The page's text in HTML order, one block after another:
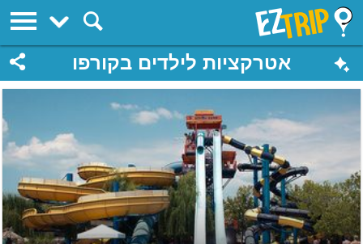
EZTrip
אטרקציות לילדים בקורפו